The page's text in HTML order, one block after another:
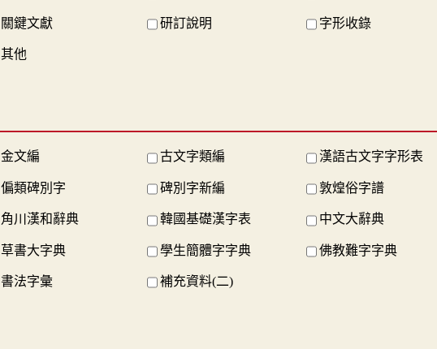
關鍵文獻 研訂說明 字形收錄
其他
金文編 古文字類編 漢語古文字字形表
偏類碑別字 碑別字新編 敦煌俗字譜
角川漢和辭典 韓國基礎漢字表 中文大辭典
草書大字典 學生簡體字字典 佛教難字字典
書法字彙 補充資料(二)